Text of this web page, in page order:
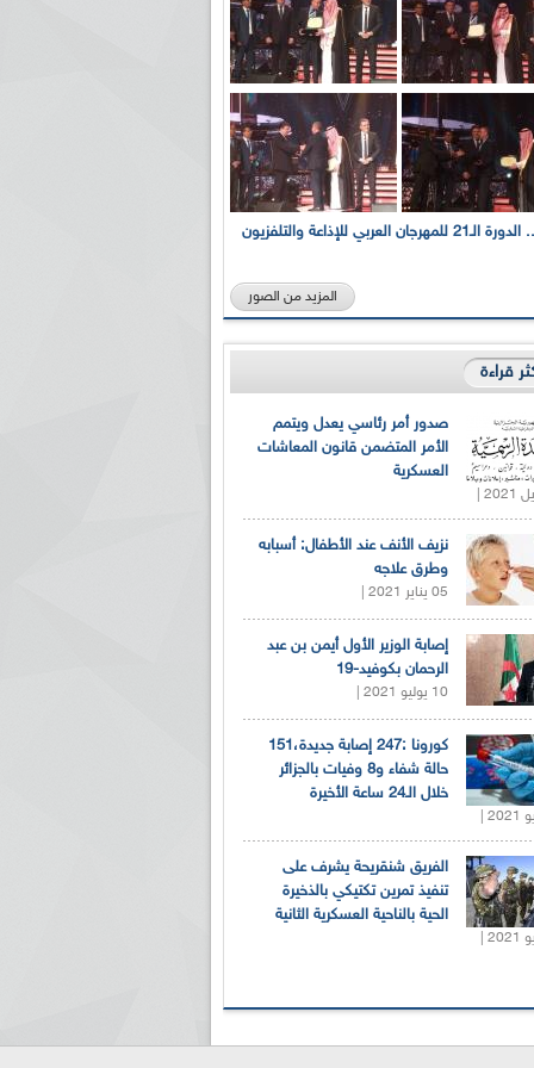
بالصور... الدورة الـ21 للمهرجان العربي للإذاعة والتلفزيون
المزيد من الصور
قراءة
صدور أمر رئاسي يعدل ويتمم
الأمر المتضمن قانون المعاشات
العسكرية
نزيف الأنف عند الأطفال: أسبابه
وطرق علاجه
05 يناير 2021 |
إصابة الوزير الأول أيمن بن عبد
الرحمان بكوفيد-19
10 يوليو 2021 |
كورونا :247 إصابة جديدة،151
حالة شفاء و8 وفيات بالجزائر
خلال الـ24 ساعة الأخيرة
الفريق شنقريحة يشرف على
تنفيذ تمرين تكتيكي بالذخيرة
الحية بالناحية العسكرية الثانية